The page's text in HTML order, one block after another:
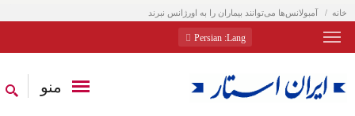
خانه آمبولانس‌ها می‌توانند بیماران را به اورژانس نبرند
Lang
: Persian
منو